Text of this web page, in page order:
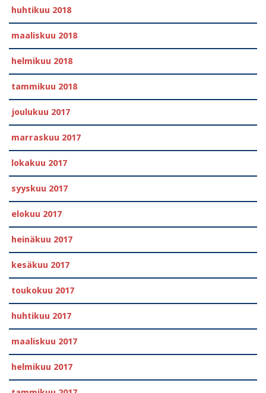
huhtikuu 2018
maaliskuu 2018
helmikuu 2018
tammikuu 2018
joulukuu 2017
marraskuu 2017
lokakuu 2017
syyskuu 2017
elokuu 2017
heinäkuu 2017
kesäkuu 2017
toukokuu 2017
huhtikuu 2017
maaliskuu 2017
helmikuu 2017